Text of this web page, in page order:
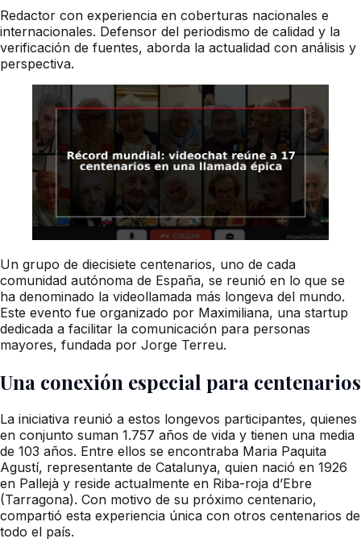
Redactor con experiencia en coberturas nacionales e
internacionales. Defensor del periodismo de calidad y la
verificación de fuentes, aborda la actualidad con análisis y
perspectiva.
Un grupo de diecisiete centenarios, uno de cada
comunidad autónoma de España, se reunió en lo que se
ha denominado la videollamada más longeva del mundo.
Este evento fue organizado por Maximiliana, una startup
dedicada a facilitar la comunicación para personas
mayores, fundada por Jorge Terreu.
Una conexión especial para centenarios
La iniciativa reunió a estos longevos participantes, quienes
en conjunto suman 1.757 años de vida y tienen una media
de 103 años. Entre ellos se encontraba Maria Paquita
Agustí, representante de Catalunya, quien nació en 1926
en Pallejà y reside actualmente en Riba-roja d’Ebre
(Tarragona). Con motivo de su próximo centenario,
compartió esta experiencia única con otros centenarios de
todo el país.